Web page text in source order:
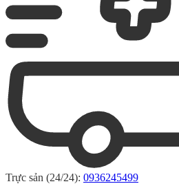
Trực sản (24/24): 0936245499